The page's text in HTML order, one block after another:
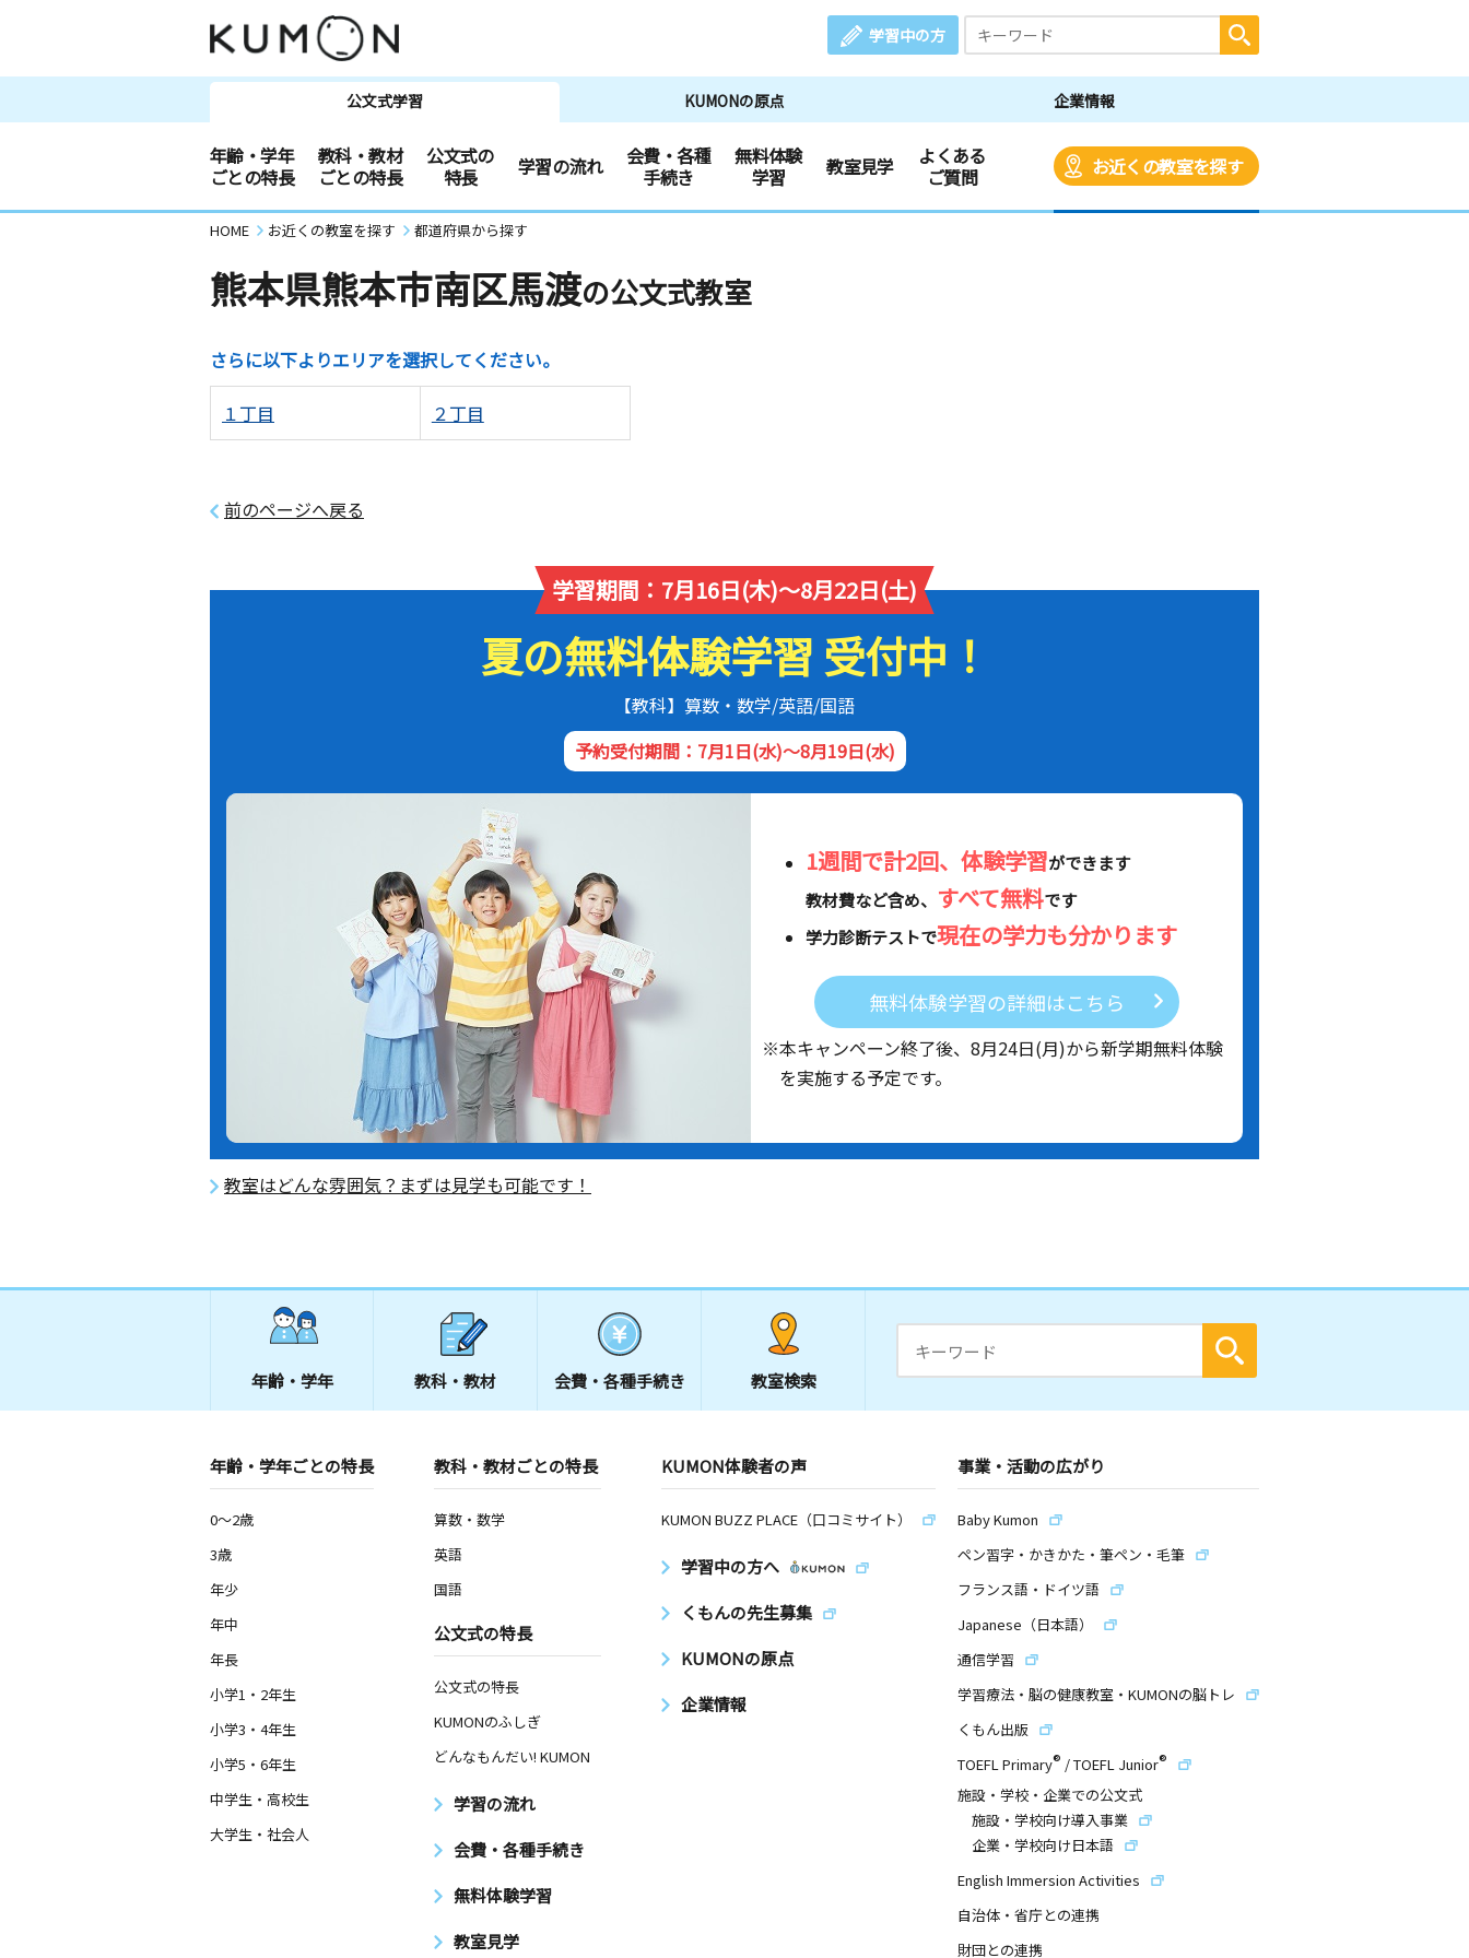
学習中の方
公文式学習 KUMONの原点 企業情報
年齢・学年
ごとの特長
教科・教材
ごとの特長
公文式の
特長
学習の流れ
会費・各種
手続き
無料体験
学習
教室見学
よくある
ご質問
お近くの教室を探す
HOME お近くの教室を探す 都道府県から探す
熊本県熊本市南区馬渡の公文式教室
さらに以下よりエリアを選択してください。
１丁目 ２丁目
前のページへ戻る
学習期間：7月16日(木)～8月22日(土)
夏の無料体験学習 受付中！
【教科】算数・数学/英語/国語
予約受付期間：7月1日(水)～8月19日(水)
1週間で計2回、体験学習ができます
教材費など含め、 すべて無料です
学力診断テストで現在の学力も分かります
無料体験学習の詳細はこちら
※本キャンペーン終了後、 8月24日(月)から新学期無料体験
を実施する予定です。
教室はどんな雰囲気？まずは見学も可能です！
年齢・学年 教科・教材 会費・ 各種手続き 教室検索
年齢・学年ごとの特長
0～2歳
3歳
年少
年中
年長
小学1・2年生
小学3・4年生
小学5・6年生
中学生・高校生
大学生・社会人
教科・教材ごとの特長
算数・数学
英語
国語
公文式の特長
公文式の特長
KUMONのふしぎ
どんなもんだい! KUMON
学習の流れ
会費・各種手続き
無料体験学習
教室見学
KUMON体験者の声
KUMON BUZZ PLACE（口コミサイト）
学習中の方へ
くもんの先生募集
KUMONの原点
企業情報
事業・活動の広がり
Baby Kumon
ペン習字・かきかた・筆ペン・毛筆
フランス語・ドイツ語
Japanese（日本語）
通信学習
学習療法・脳の健康教室・KUMONの脳トレ
くもん出版
TOEFL Primary® /TOEFL Junior®
施設・学校・企業での公文式
施設・学校向け導入事業
企業・学校向け日本語
English Immersion Activities
自治体・省庁との連携
財団との連携